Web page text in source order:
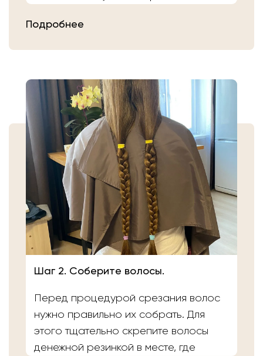
Затем плотно закрепите волосы
самостоятельно, то косичку
аккуратно уложите в пакет или бумагу.
Или просто приходите в салон «Банк
Волос».
Подробнее
Шаг 2. Соберите волосы.
Перед процедурой срезания волос
нужно правильно их собрать. Для
этого тщательно скрепите волосы
денежной резинкой в месте, где